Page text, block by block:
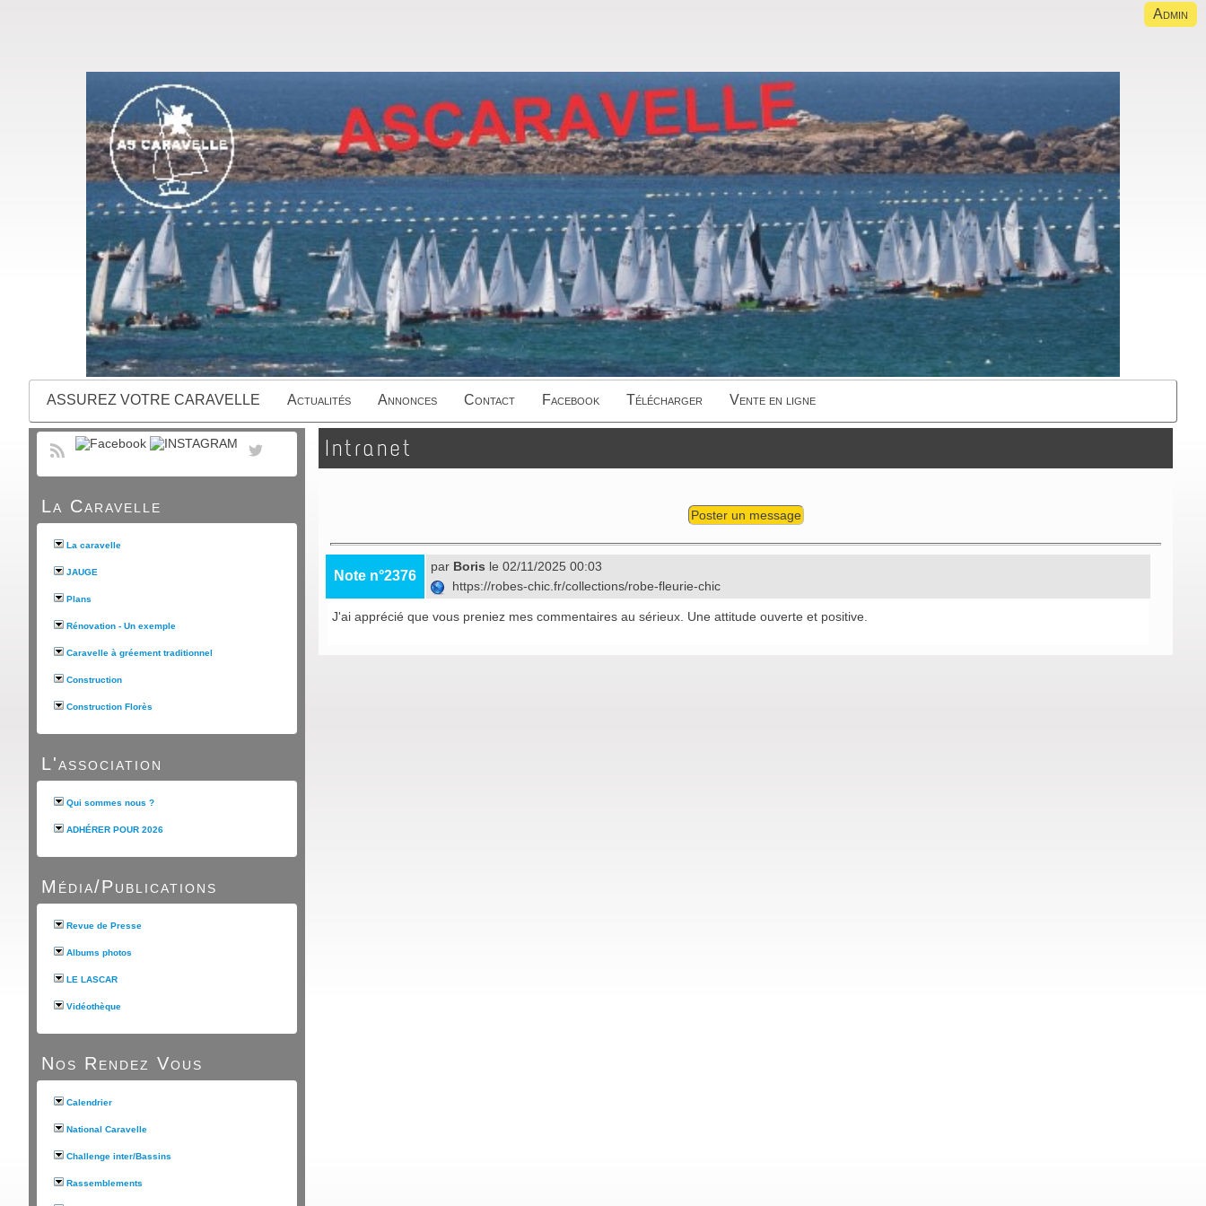
Admin
ASSUREZ VOTRE CARAVELLE Actualités Annonces Contact Facebook Télécharger Vente en ligne
La Caravelle
La caravelle
JAUGE
Plans
Rénovation - Un exemple
Caravelle à gréement traditionnel
Construction
Construction Florès
L'association
Qui sommes nous ?
ADHÉRER POUR 2026
Média/Publications
Revue de Presse
Albums photos
LE LASCAR
Vidéothèque
Nos Rendez Vous
Calendrier
National Caravelle
Challenge inter/Bassins
Rassemblements
Intranet
Poster un message
Note n°2376
par Boris le 02/11/2025 00:03
https://robes-chic.fr/collections/robe-fleurie-chic
J'ai apprécié que vous preniez mes commentaires au sérieux. Une attitude ouverte et positive.